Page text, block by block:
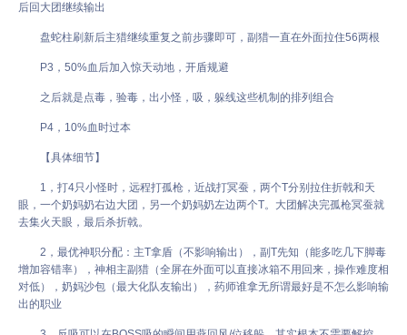
后回大团继续输出
盘蛇柱刷新后主猎继续重复之前步骤即可，副猎一直在外面拉住56两根
P3，50%血后加入惊天动地，开盾规避
之后就是点毒，验毒，出小怪，吸，躲线这些机制的排列组合
P4，10%血时过本
【具体细节】
1，打4只小怪时，远程打孤枪，近战打冥蚕，两个T分别拉住折戟和天
眼，一个奶妈奶右边大团，另一个奶妈奶左边两个T。大团解决完孤枪冥蚕就
去集火天眼，最后杀折戟。
2，最优神职分配：主T拿盾（不影响输出），副T先知（能多吃几下脚毒
增加容错率），神相主副猎（全屏在外面可以直接冰箱不用回来，操作难度相
对低），奶妈沙包（最大化队友输出），药师谁拿无所谓最好是不怎么影响输
出的职业